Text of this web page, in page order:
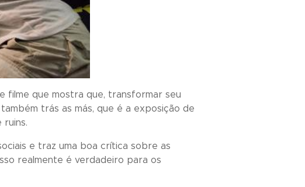
filme que mostra que, transformar seu
trás as más, que é a exposição de
ruins.
e traz uma boa crítica sobre as
realmente é verdadeiro para os